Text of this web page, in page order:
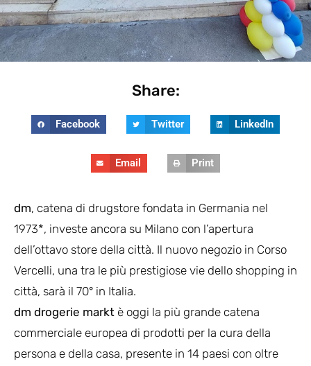
Share:
Facebook Twitter LinkedIn
Email Print
dm, catena di drugstore fondata in Germania nel
1973*, investe ancora su Milano con l’apertura
dell’ottavo store della città. Il nuovo negozio in Corso
Vercelli, una tra le più prestigiose vie dello shopping in
città, sarà il 70° in Italia.
dm drogerie markt è oggi la più grande catena
commerciale europea di prodotti per la cura della
persona e della casa, presente in 14 paesi con oltre